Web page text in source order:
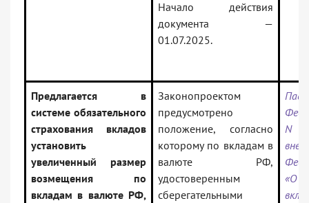
Начало действия
документа —
01.07.2025.
Предлагается в
системе обязательного
страхования вкладов
установить
увеличенный размер
возмещения по
вкладам в валюте РФ,
Законопроектом
предусмотрено
положение, согласно
которому по вкладам в
валюте РФ,
удостоверенным
сберегательными
N
«О